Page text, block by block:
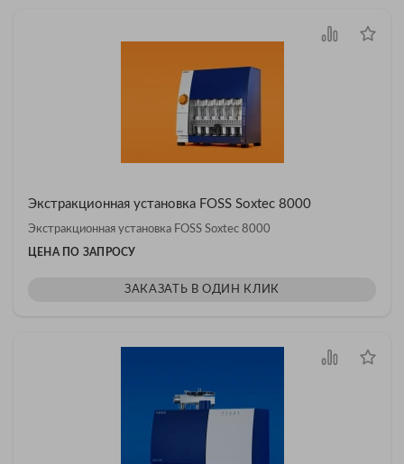
Экстракционная установка FOSS Soxtec 8000
Экстракционная установка FOSS Soxtec 8000
ЦЕНА ПО ЗАПРОСУ
ЗАКАЗАТЬ В ОДИН КЛИК